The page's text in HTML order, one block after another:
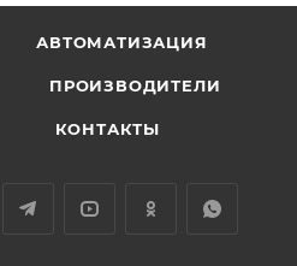
АВТОМАТИЗАЦИЯ
ПРОИЗВОДИТЕЛИ
КОНТАКТЫ